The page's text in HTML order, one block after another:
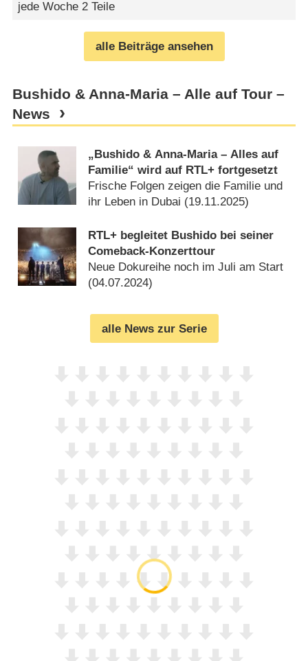
jede Woche 2 Teile
alle Beiträge ansehen
Bushido & Anna-Maria – Alle auf Tour –
News
„Bushido & Anna-Maria – Alles auf
Familie“ wird auf RTL+ fortgesetzt
Frische Folgen zeigen die Familie und
ihr Leben in Dubai (19.11.2025)
RTL+ begleitet Bushido bei seiner
Comeback-Konzerttour
Neue Dokureihe noch im Juli am Start
(04.07.2024)
alle News zur Serie